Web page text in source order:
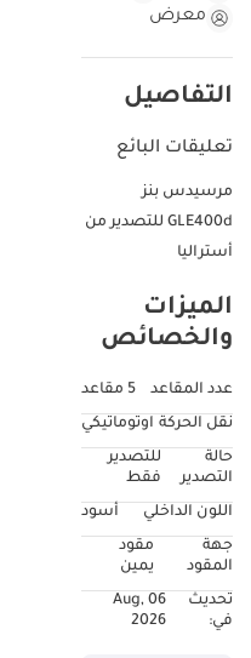
معرض
التفاصيل
تعليقات البائع
مرسيدس بنز
GLE400d للتصدير من
أستراليا
الميزات
والخصائص
عدد المقاعد
5 مقاعد
نقل الحركة اوتوماتيكي
حالة
التصدير
للتصدير
فقط
اللون الداخلي
أسود
جهة
المقود
مقود
يمين
تحديث
في:
06 Aug,
2026